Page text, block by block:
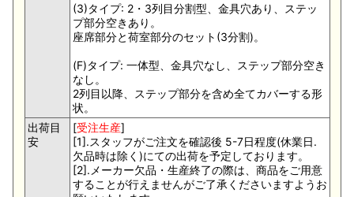
(3)タイプ: 2・3列目分割型、金具穴あり、ステッ
プ部分空きあり。
座席部分と荷室部分のセット(3分割)。
(F)タイプ: 一体型、金具穴なし、ステップ部分空き
なし。
2列目以降、ステップ部分を含め全てカバーする形
状。
出荷目
安
[受注生産]
[1].スタッフがご注文を確認後 5-7日程度(休業日.
欠品時は除く)にての出荷を予定しております。
[2].メーカー欠品・生産終了の際は、商品をご用意
することが行えませんがご了承くださいますようお